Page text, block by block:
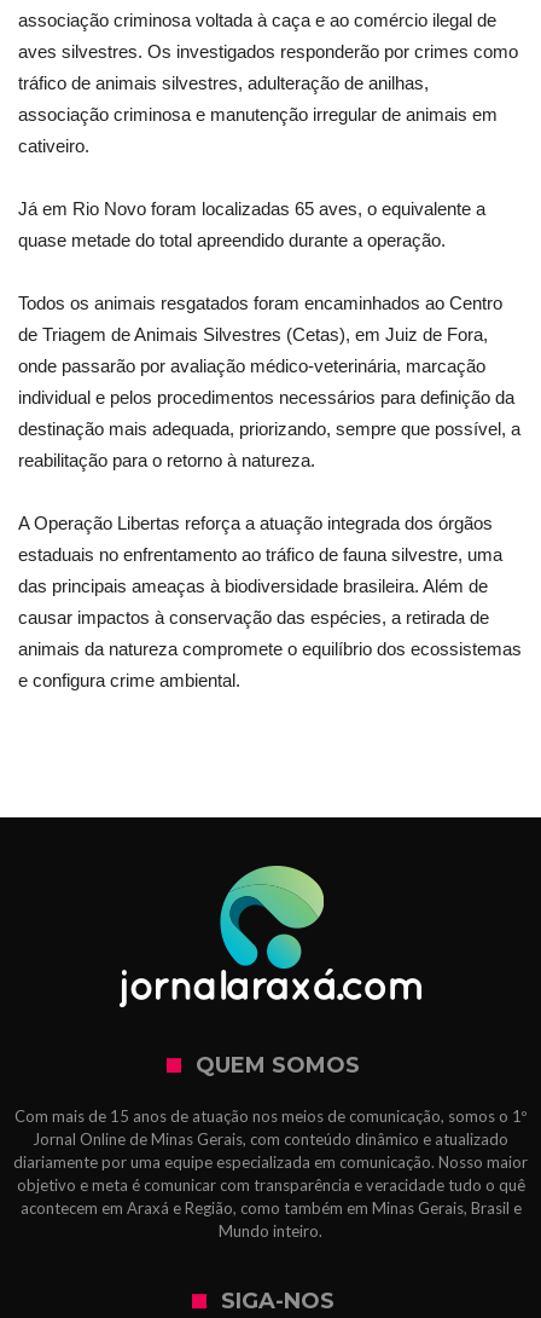
associação criminosa voltada à caça e ao comércio ilegal de
aves silvestres. Os investigados responderão por crimes como
tráfico de animais silvestres, adulteração de anilhas,
associação criminosa e manutenção irregular de animais em
cativeiro.
Já em Rio Novo foram localizadas 65 aves, o equivalente a
quase metade do total apreendido durante a operação.
Todos os animais resgatados foram encaminhados ao Centro
de Triagem de Animais Silvestres (Cetas), em Juiz de Fora,
onde passarão por avaliação médico-veterinária, marcação
individual e pelos procedimentos necessários para definição da
destinação mais adequada, priorizando, sempre que possível, a
reabilitação para o retorno à natureza.
A Operação Libertas reforça a atuação integrada dos órgãos
estaduais no enfrentamento ao tráfico de fauna silvestre, uma
das principais ameaças à biodiversidade brasileira. Além de
causar impactos à conservação das espécies, a retirada de
animais da natureza compromete o equilíbrio dos ecossistemas
e configura crime ambiental.
QUEM SOMOS
Com mais de 15 anos de atuação nos meios de comunicação, somos o 1º
Jornal Online de Minas Gerais, com conteúdo dinâmico e atualizado
diariamente por uma equipe especializada em comunicação. Nosso maior
objetivo e meta é comunicar com transparência e veracidade tudo o quê
acontecem em Araxá e Região, como também em Minas Gerais, Brasil e
Mundo inteiro.
SIGA-NOS